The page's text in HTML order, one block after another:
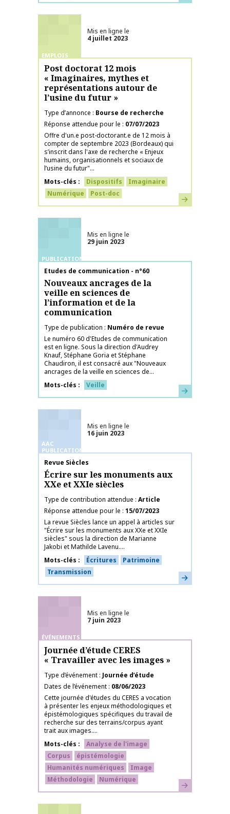
EMPLOIS
Mis en ligne le
4 juillet 2023
Post doctorat 12 mois
« Imaginaires, mythes et
représentations autour de
l’usine du futur »
Type d’annonce
Bourse de recherche
Réponse attendue pour le
07/07/2023
Offre d'un.e post-doctorant.e de 12 mois à
compter de septembre 2023 (Bordeaux) qui
s’inscrit dans l'axe de recherche « Enjeux
humains, organisationnels et sociaux de
l’usine du futur"...
Mots-clés
Dispositifs
Imaginaire
Numérique
Post-doc En savoir plus
PUBLICATIONS
Mis en ligne le
29 juin 2023
Nom de la publication
Etudes de communication - n°60
Nouveaux ancrages de la
veille en sciences de
l’information et de la
communication
Type de publication
Numéro de revue
Le numéro 60 d'Etudes de communication
est en ligne. Sous la direction d'Audrey
Knauf, Stéphane Goria et Stéphane
Chaudiron, il est consacré aux "Nouveaux
ancrages de la veille en sciences de...
Mots-clés
Veille En savoir plus
AAC
PUBLICATIONS
Mis en ligne le
16 juin 2023
Nom de la publication
Revue Siècles
Écrire sur les monuments aux
XXe et XXIe siècles
Type de contribution attendue Article
Réponse attendue pour le 15/07/2023
La revue Siècles lance un appel à articles sur
"Écrire sur les monuments aux XXe et XXIe
siècles" sous la direction de Marianne
Jakobi et Mathilde Lavenu....
Mots-clés
Écritures
Patrimoine
Transmission
En savoir plus
ÉVÉNEMENTS
Mis en ligne le
7 juin 2023
Journée d’étude CERES
« Travailler avec les images »
Type d’événement Journée d’étude
Dates de l’événement 08/06/2023
Cette journée d'études du CERES a vocation
à présenter les enjeux méthodologiques et
épistémologiques spécifiques du travail de
recherche sur des terrains/corpus ayant
trait aux images....
Mots-clés
Analyse de l'image
Corpus
épistémologie
Humanités numériques
Image
Méthodologie
Numérique En savoir plus